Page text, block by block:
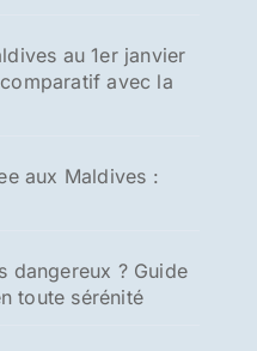
au 1er janvier
avec la
aux Maldives :
dangereux ? Guide
toute sérénité